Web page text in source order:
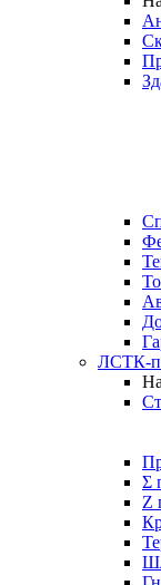
ЛСТК-
Σ
Z